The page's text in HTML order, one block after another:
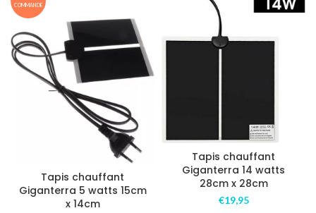
COMMANDE
Tapis chauffant
Giganterra 5 watts 15cm
x 14cm
Tapis chauffant
Giganterra 14 watts
28cm x 28cm
€19,95